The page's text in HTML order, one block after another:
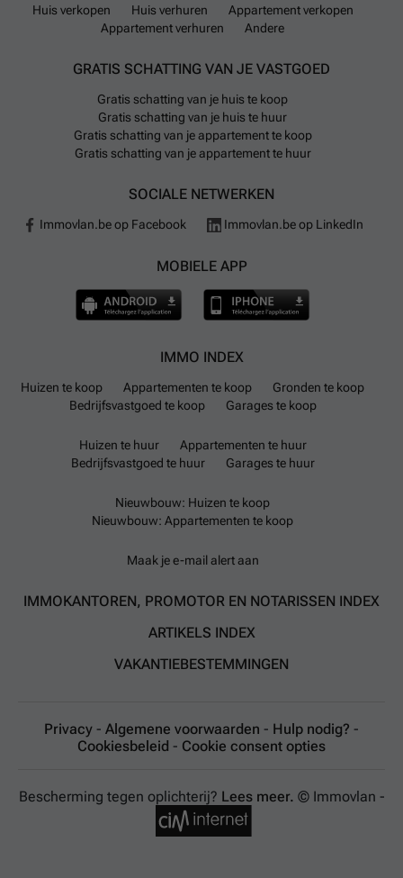
Huis verkopen Huis verhuren
Appartement verkopen
Appartement verhuren
Andere
GRATIS SCHATTING VAN JE VASTGOED
Gratis schatting van je huis te koop
Gratis schatting van je huis te huur
Gratis schatting van je appartement te koop
Gratis schatting van je appartement te huur
SOCIALE NETWERKEN
Immovlan.be op Facebook Immovlan.be op LinkedIn
MOBIELE APP
IMMO INDEX
Huizen te koop Appartementen te koop
Gronden te koop
Bedrijfsvastgoed te koop
Garages te koop
Huizen te huur
Appartementen te huur
Bedrijfsvastgoed te huur
Garages te huur
Nieuwbouw: Huizen te koop
Nieuwbouw: Appartementen te koop
Maak je e-mail alert aan
IMMOKANTOREN, PROMOTOR EN NOTARISSEN INDEX
ARTIKELS INDEX
VAKANTIEBESTEMMINGEN
Privacy - Algemene voorwaarden - Hulp nodig? -
Cookiesbeleid - Cookie consent opties
Bescherming tegen oplichterij? Lees meer. © Immovlan -